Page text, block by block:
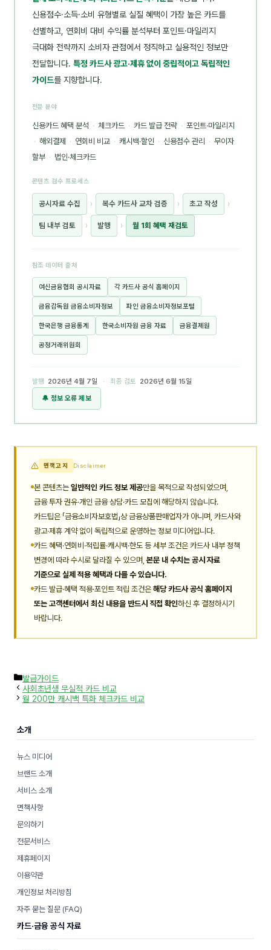
신용점수·소득·소비 유형별로 실질 혜택이 가장 높은 카드를
선별하고, 연회비 대비 수익률 분석부터 포인트·마일리지
극대화 전략까지 소비자 관점에서 정직하고 실용적인 정보만
전달합니다. 특정 카드사 광고·제휴 없이 중립적이고 독립적인
가이드를 지향합니다.
전문 분야
신용카드 혜택 분석 · 체크카드 · 카드 발급 전략 · 포인트·마일리지
· 해외결제 · 연회비 비교 · 캐시백·할인 · 신용점수 관리 · 무이자
할부 · 법인·체크카드
콘텐츠 검수 프로세스
공시자료 수집 › 복수 카드사 교차 검증 › 초고 작성 ›
팀 내부 검토 › 발행 › 월 1회 혜택 재검토
참조 데이터 출처
여신금융협회 공시자료 각 카드사 공식 홈페이지
금융감독원 금융소비자정보 파인 금융소비자정보포털
한국은행 금융통계 한국소비자원 금융 자료 금융결제원
공정거래위원회
발행 2026년 4월 7일 · 최종 검토 2026년 6월 15일
🔔 정보 오류 제보
면책고지 Disclaimer
본 콘텐츠는 일반적인 카드 정보 제공만을 목적으로 작성되었으며,
금융 투자 권유·개인 금융 상담·카드 모집에 해당하지 않습니다.
카드팁은 「금융소비자보호법」상 금융상품판매업자가 아니며, 카드사와
광고·제휴 계약 없이 독립적으로 운영하는 정보 미디어입니다.
카드 혜택·연회비·적립률·캐시백·한도 등 세부 조건은 카드사 내부 정책
변경에 따라 수시로 달라질 수 있으며,본문 내 수치는 공시 자료
기준으로 실제 적용 혜택과 다를 수 있습니다.
카드 발급·혜택 적용·포인트 적립 조건은 해당 카드사 공식 홈페이지
또는 고객센터에서 최신 내용을 반드시 직접 확인하신 후 결정하시기
바랍니다.
카
테
고
리
발급가이드
사회초년생 무실적 카드 비교
월 200만 캐시백 특화 체크카드 비교
소개
뉴스 미디어
브랜드 소개
서비스 소개
면책사항
문의하기
전문서비스
제휴페이지
이용약관
개인정보 처리방침
자주 묻는 질문 (FAQ)
카드·금융 공식 자료